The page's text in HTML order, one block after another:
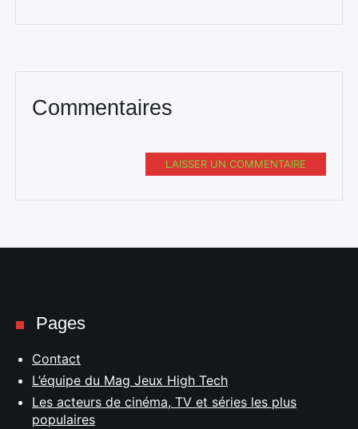
Commentaires
LAISSER UN COMMENTAIRE
Pages
Contact
L’équipe du Mag Jeux High Tech
Les acteurs de cinéma, TV et séries les plus
populaires